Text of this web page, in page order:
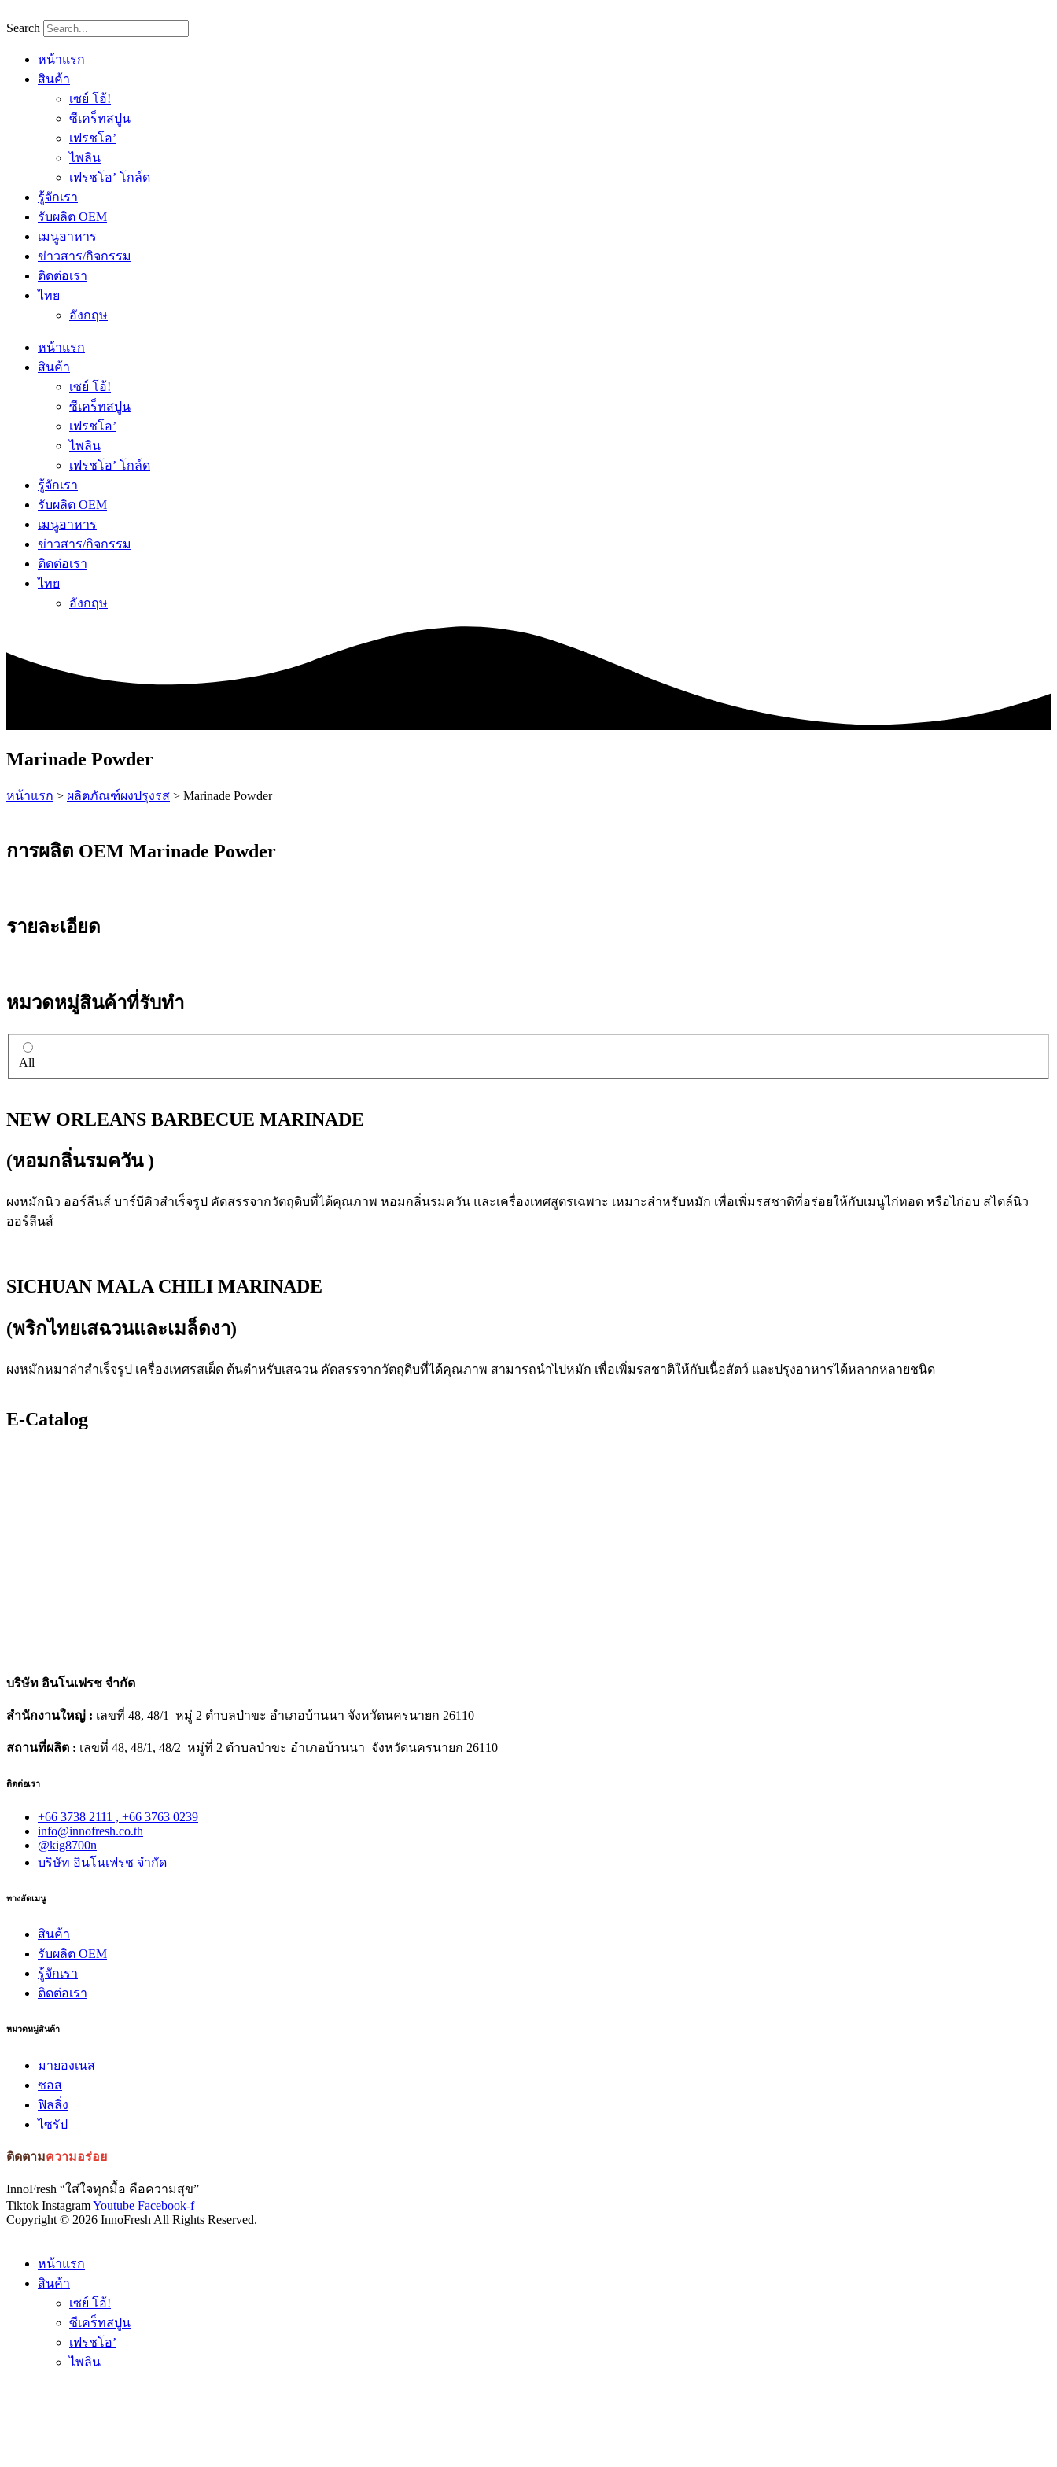
to
Search
หน้าแรก
สินค้า
เซย์ โอ้!
ซีเคร็ทสปูน
เฟรชโอ’
ไพลิน
เฟรชโอ’ โกล์ด
รู้จักเรา
รับผลิต OEM
เมนูอาหาร
ข่าวสาร/กิจกรรม
ติดต่อเรา
ไทย
อังกฤษ
หน้าแรก
สินค้า
เซย์ โอ้!
ซีเคร็ทสปูน
เฟรชโอ’
ไพลิน
เฟรชโอ’ โกล์ด
รู้จักเรา
รับผลิต OEM
เมนูอาหาร
ข่าวสาร/กิจกรรม
ติดต่อเรา
ไทย
อังกฤษ
Marinade Powder
หน้าแรก > ผลิตภัณฑ์ผงปรุงรส > Marinade Powder
การผลิต OEM Marinade Powder
รายละเอียด
หมวดหมู่สินค้าที่รับทำ
All
NEW ORLEANS BARBECUE MARINADE
(หอมกลิ่นรมควัน )
ผงหมักนิว ออร์ลีนส์ บาร์บีคิวสำเร็จรูป คัดสรรจากวัตถุดิบที่ได้คุณภาพ หอมกลิ่นรมควัน และเครื่องเทศสูตรเฉพาะ เหมาะสำหรับหมัก เพื่อเพิ่มรสชาติที่อร่อยให้กับเมนูไก่ทอด หรือไก่อบ สไตล์นิว
ออร์ลีนส์
SICHUAN MALA CHILI MARINADE
(พริกไทยเสฉวนและเมล็ดงา)
ผงหมักหมาล่าสำเร็จรูป เครื่องเทศรสเผ็ด ต้นตำหรับเสฉวน คัดสรรจากวัตถุดิบที่ได้คุณภาพ สามารถนำไปหมัก เพื่อเพิ่มรสชาติให้กับเนื้อสัตว์ และปรุงอาหารได้หลากหลายชนิด
E-Catalog
บริษัท อินโนเฟรช จำกัด
สำนักงานใหญ่ : เลขที่ 48, 48/1 หมู่ 2 ตำบลป่าขะ อำเภอบ้านนา จังหวัดนครนายก 26110
สถานที่ผลิต : เลขที่ 48, 48/1, 48/2 หมู่ที่ 2 ตำบลป่าขะ อำเภอบ้านนา จังหวัดนครนายก 26110
ติดต่อเรา
+66 3738 2111 , +66 3763 0239
info@innofresh.co.th
@kig8700n
บริษัท อินโนเฟรช จำกัด
ทางลัดเมนู
สินค้า
รับผลิต OEM
รู้จักเรา
ติดต่อเรา
หมวดหมู่สินค้า
มายองเนส
ซอส
ฟิลลิ่ง
ไซรัป
ติดตามความอร่อย
InnoFresh “ใส่ใจทุกมื้อ คือความสุข”
Tiktok InstagramYoutube Facebook-f
Copyright © 2026 InnoFresh All Rights Reserved.
หน้าแรก
สินค้า
เซย์ โอ้!
ซีเคร็ทสปูน
เฟรชโอ’
ไพลิน